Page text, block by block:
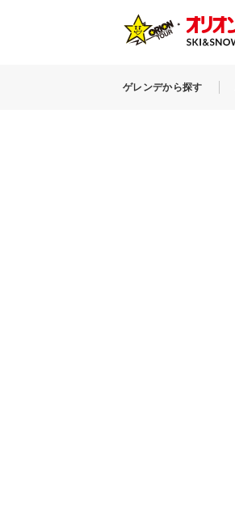
ゲレンデから探す